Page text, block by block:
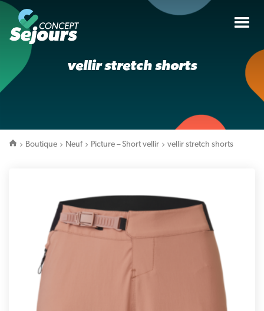
vellir stretch shorts
Boutique Neuf Picture – Short vellir vellir stretch shorts